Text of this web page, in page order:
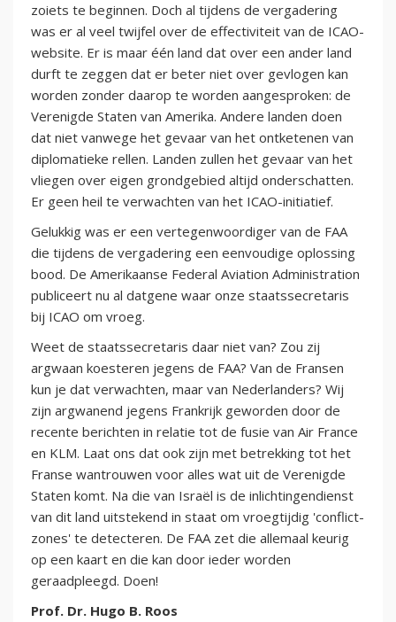
zoiets te beginnen. Doch al tijdens de vergadering
was er al veel twijfel over de effectiviteit van de ICAO-
website. Er is maar één land dat over een ander land
durft te zeggen dat er beter niet over gevlogen kan
worden zonder daarop te worden aangesproken: de
Verenigde Staten van Amerika. Andere landen doen
dat niet vanwege het gevaar van het ontketenen van
diplomatieke rellen. Landen zullen het gevaar van het
vliegen over eigen grondgebied altijd onderschatten.
Er geen heil te verwachten van het ICAO-initiatief.
Gelukkig was er een vertegenwoordiger van de FAA
die tijdens de vergadering een eenvoudige oplossing
bood. De Amerikaanse Federal Aviation Administration
publiceert nu al datgene waar onze staatssecretaris
bij ICAO om vroeg.
Weet de staatssecretaris daar niet van? Zou zij
argwaan koesteren jegens de FAA? Van de Fransen
kun je dat verwachten, maar van Nederlanders? Wij
zijn argwanend jegens Frankrijk geworden door de
recente berichten in relatie tot de fusie van Air France
en KLM. Laat ons dat ook zijn met betrekking tot het
Franse wantrouwen voor alles wat uit de Verenigde
Staten komt. Na die van Israël is de inlichtingendienst
van dit land uitstekend in staat om vroegtijdig 'conflict-
zones' te detecteren. De FAA zet die allemaal keurig
op een kaart en die kan door ieder worden
geraadpleegd. Doen!
Prof. Dr. Hugo B. Roos